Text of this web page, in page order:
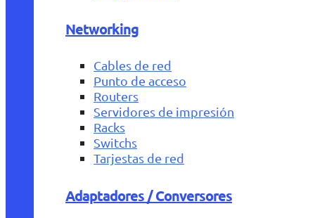
Networking
Cables de red
Punto de acceso
Routers
Servidores de impresión
Racks
Switchs
Tarjestas de red
Adaptadores / Conversores